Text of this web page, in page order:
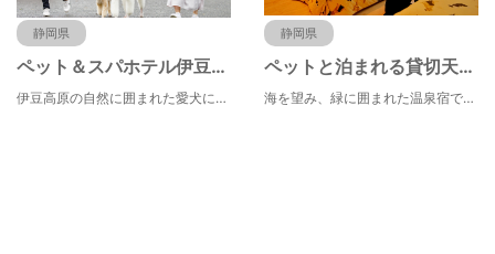
静岡県
ペット＆スパホテル伊豆ワン
伊豆高原の自然に囲まれた愛犬に優しい宿。広大なドックランと温泉・寿司フルコースで愛犬と素敵な思い出を
静岡県
ペットと泊まれる貸切天然温泉の宿 マーフィ
海を望み、緑に囲まれた温泉宿で、愛犬とゆったりした時間をお過ごし下さい。地魚や手作り和食でおもてなし